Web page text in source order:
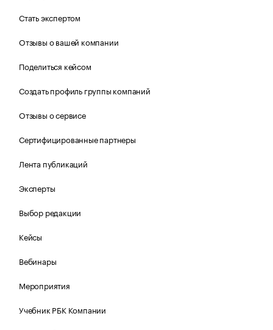
Стать экспертом
Отзывы о вашей компании
Поделиться кейсом
Создать профиль группы компаний
Отзывы о сервисе
Сертифицированные партнеры
Лента публикаций
Эксперты
Выбор редакции
Кейсы
Вебинары
Мероприятия
Учебник РБК Компании